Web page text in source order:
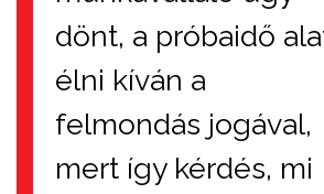
dönt, a próbaidő
élni kíván a
felmondás jogával,
mert így kérdés, mi